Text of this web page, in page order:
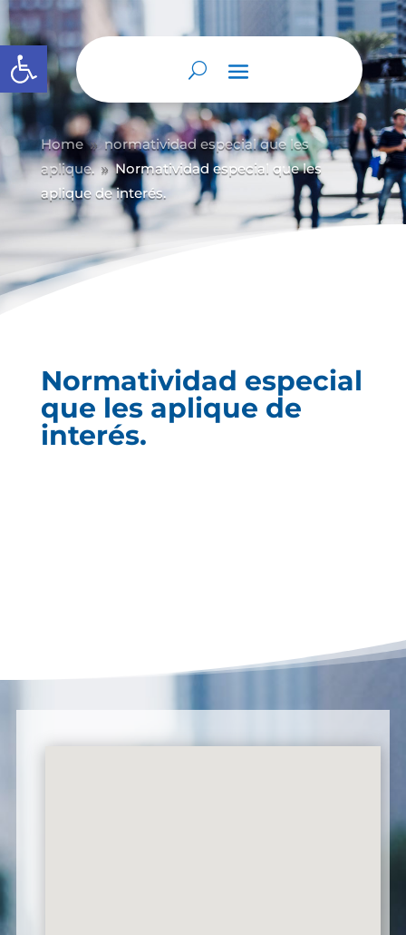
Abrir barra de herramientas
Home 9 normatividad especial que les
aplique. 9 Normatividad especial que les
aplique de interés.
Normatividad especial
que les aplique de
interés.